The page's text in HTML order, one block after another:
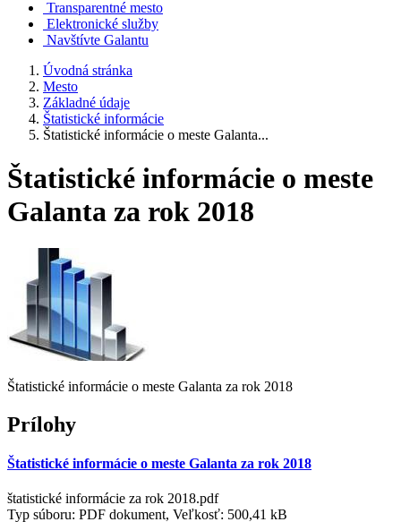
Transparentné mesto
Elektronické služby
Navštívte Galantu
Úvodná stránka
Mesto
Základné údaje
Štatistické informácie
Štatistické informácie o meste Galanta...
Štatistické informácie o meste
Galanta za rok 2018
Štatistické informácie o meste Galanta za rok 2018
Prílohy
Štatistické informácie o meste Galanta za rok 2018
štatistické informácie za rok 2018.pdf
Typ súboru: PDF dokument, Veľkosť: 500,41 kB